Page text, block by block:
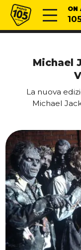
Vai al contenuto
Radio 105 ON
Michael
La nuova
Michael